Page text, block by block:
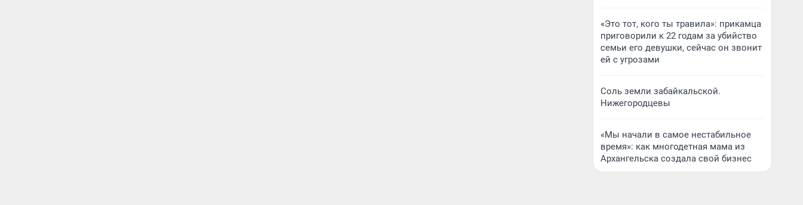
«Это тот, кого ты травила»: прикамца
приговорили к 22 годам за убийство
семьи его девушки, сейчас он звонит
ей с угрозами
Соль земли забайкальской.
Нижегородцевы
«Мы начали в самое нестабильное
время»: как многодетная мама из
Архангельска создала свой бизнес